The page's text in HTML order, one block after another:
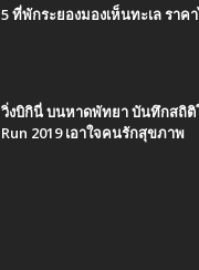
5 ที่พักระยองมองเห็นทะเล ราค
วิ่งบิกินี่ บนหาดพัทยา บันทึกสถิ
Run 2019 เอาใจคนรักสุขภาพ